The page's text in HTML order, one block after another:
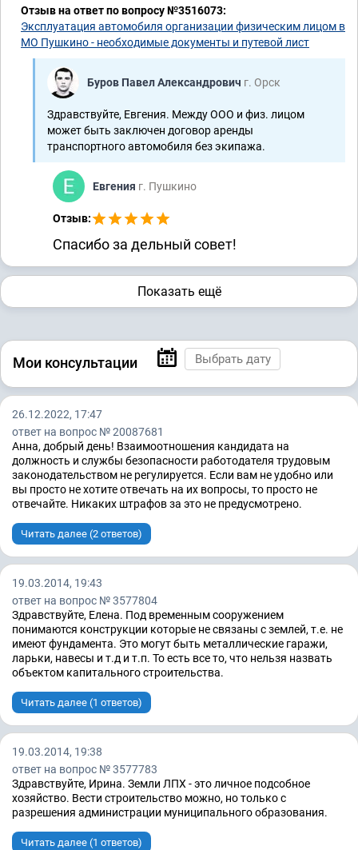
Отзыв на ответ по вопросу №3516073:
Эксплуатация автомобиля организации физическим лицом в
МО Пушкино - необходимые документы и путевой лист
Буров Павел Александрович г. Орск
Здравствуйте, Евгения. Между ООО и физ. лицом
может быть заключен договор аренды
транспортного автомобиля без экипажа.
Евгения г. Пушкино
Отзыв:
Спасибо за дельный совет!
Показать ещё
Мои консультации
26.12.2022, 17:47
ответ на вопрос № 20087681
Анна, добрый день! Взаимоотношения кандидата на
должность и службы безопасности работодателя трудовым
законодательством не регулируется. Если вам не удобно или
вы просто не хотите отвечать на их вопросы, то просто не
отвечайте. Никаких штрафов за это не предусмотрено.
Читать далее (2 ответов)
19.03.2014, 19:43
ответ на вопрос № 3577804
Здравствуйте, Елена. Под временным сооружением
понимаются конструкции которые не связаны с землей, т.е. не
имеют фундамента. Это могут быть металлические гаражи,
ларьки, навесы и т.д и т.п. То есть все то, что нельзя назвать
объектом капитального строительства.
Читать далее (1 ответов)
19.03.2014, 19:38
ответ на вопрос № 3577783
Здравствуйте, Ирина. Земли ЛПХ - это личное подсобное
хозяйство. Вести строительство можно, но только с
разрешения администрации муниципального образования.
Читать далее (1 ответов)